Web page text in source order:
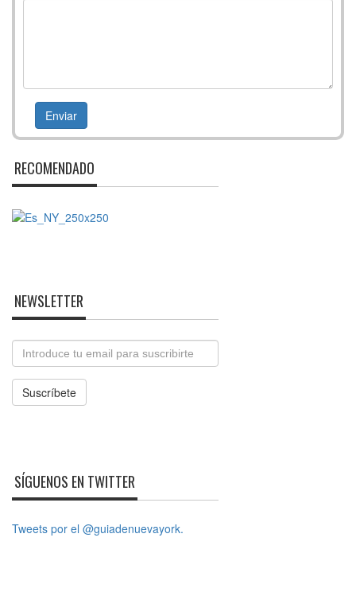
RECOMENDADO
NEWSLETTER
Email
Suscríbete
SÍGUENOS EN TWITTER
Tweets por el @guiadenuevayork.